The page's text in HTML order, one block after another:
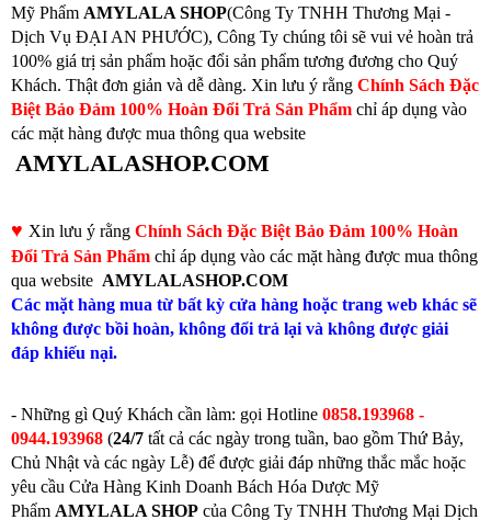
Mỹ Phẩm AMYLALA SHOP(Công Ty TNHH Thương Mại -
Dịch Vụ ĐẠI AN PHƯỚC), Công Ty chúng tôi sẽ vui vẻ hoàn trả
100% giá trị sản phẩm hoặc đổi sản phẩm tương đương cho Quý
Khách. Thật đơn giản và dễ dàng. Xin lưu ý rằng Chính Sách Đặc
Biệt Bảo Đảm 100% Hoàn Đổi Trả Sản Phẩm chỉ áp dụng vào
các mặt hàng được mua thông qua website
AMYLALASHOP.COM
♥ Xin lưu ý rằng Chính Sách Đặc Biệt Bảo Đảm 100% Hoàn
Đổi Trả Sản Phẩm chỉ áp dụng vào các mặt hàng được mua thông
qua website AMYLALASHOP.COM
Các mặt hàng mua từ bất kỳ cửa hàng hoặc trang web khác sẽ
không được bồi hoàn, không đổi trả lại và không được giải
đáp khiếu nại.
- Những gì Quý Khách cần làm: gọi Hotline 0858.193968 -
0944.193968 (24/7 tất cả các ngày trong tuần, bao gồm Thứ Bảy,
Chủ Nhật và các ngày Lễ) để được giải đáp những thắc mắc hoặc
yêu cầu Cửa Hàng Kinh Doanh Bách Hóa Dược Mỹ
Phẩm AMYLALA SHOP của Công Ty TNHH Thương Mại Dịch